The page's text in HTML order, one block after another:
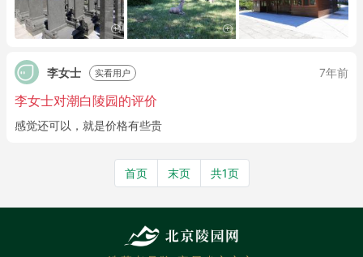
李女士 实看用户 7年前
李女士对潮白陵园的评价
感觉还可以，就是价格有些贵
首页 末页 共1页